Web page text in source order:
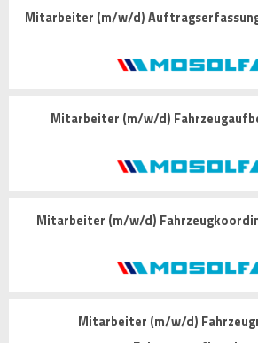
Mitarbeiter (m/w/d)
Mitarbeiter (m/w/d)
Mitarbeiter (m/w/d)
Mitarbeiter (m/w/d)